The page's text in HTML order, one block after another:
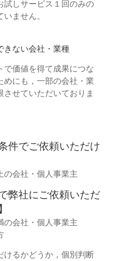
試しサービス１回のみの
ません。
きない会社・業種
で価値を得て成果につな
めにも，一部の会社・業
させていただいておりま
件でご依頼いただけ
の会社・個人事業主
弊社にご依頼いただ
の会社・個人事業主
るかどうか，個別判断